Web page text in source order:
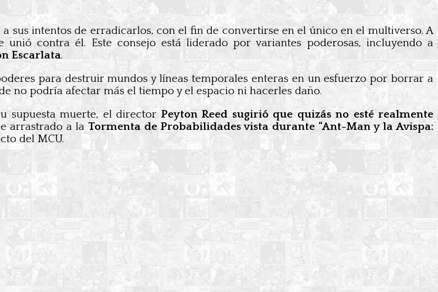
sus intentos de erradicarlos, con el fin de convertirse en el único en el multiverso. A
contra él. Este consejo está liderado por variantes poderosas, incluyendo a
Escarlata.
para destruir mundos y líneas temporales enteras en un esfuerzo por borrar a
no podría afectar más el tiempo y el espacio ni hacerles daño.
supuesta muerte, el director Peyton Reed sugirió que quizás no esté realmente
arrastrado a la Tormenta de Probabilidades vista durante “Ant-Man y la Avispa:
del MCU.